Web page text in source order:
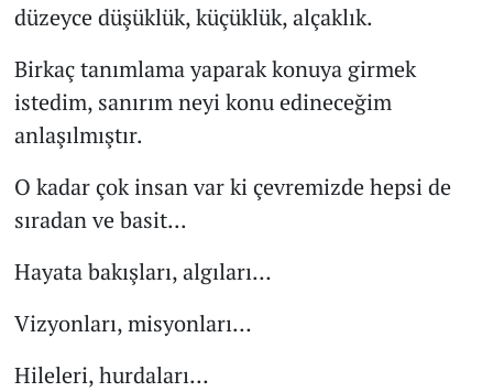
düzeyce düşüklük, küçüklük, alçaklık.
Birkaç tanımlama yaparak konuya girmek
istedim, sanırım neyi konu edineceğim
anlaşılmıştır.
O kadar çok insan var ki çevremizde hepsi de
sıradan ve basit...
Hayata bakışları, algıları…
Vizyonları, misyonları…
Hileleri, hurdaları…